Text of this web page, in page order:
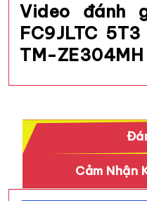
Video đánh
FC9JLTC
TM-ZE304MH
Cảm Nhận